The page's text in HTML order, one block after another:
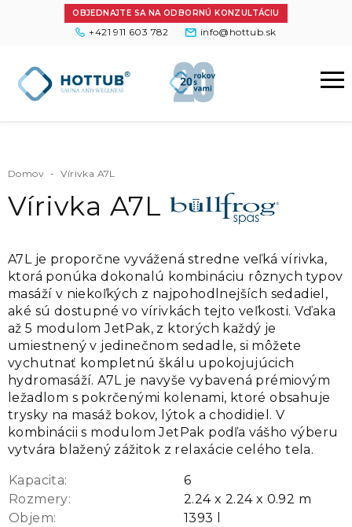
OBJEDNAJTE SA NA ODBORNÚ KONZULTÁCIU
+421 911 603 782 info@hottub.sk
Domov - Vírivka A7L
Vírivka A7L
A7L je proporčne vyvážená stredne veľká vírivka,
ktorá ponúka dokonalú kombináciu rôznych typov
masáží v niekoľkých z najpohodlnejších sedadiel,
aké sú dostupné vo vírivkách tejto veľkosti. Vďaka
až 5 modulom JetPak, z ktorých každý je
umiestnený v jedinečnom sedadle, si môžete
vychutnať kompletnú škálu upokojujúcich
hydromasáží. A7L je navyše vybavená prémiovým
ležadlom s pokrčenými kolenami, ktoré obsahuje
trysky na masáž bokov, lýtok a chodidiel. V
kombinácii s modulom JetPak podľa vášho výberu
vytvára blažený zážitok z relaxácie celého tela.
Kapacita:
6
Rozmery:
2.24 x 2.24 x 0.92 m
Objem:
1393 l